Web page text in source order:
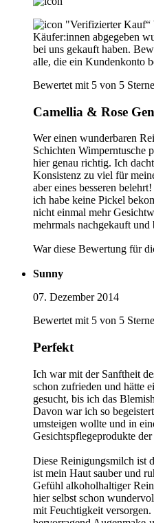
"Verifizierter Kauf“
Käufer:innen abgegeben
bei uns gekauft haben.
alle, die ein Kundenkonto
Bewertet mit 5 von 5
Camellia & Rose
Wer einen wunderbaren
Schichten Wimperntusche
hier genau richtig. Ich
Konsistenz zu viel für
aber eines besseren
ich habe keine Pickel
nicht einmal mehr
mehrmals nachgekauft
War diese Bewertung für
Sunny
07. Dezember 2014
Bewertet mit 5 von 5
Perfekt
Ich war mit der Sanftheit
schon zufrieden und hätte
gesucht, bis ich das
Davon war ich so
umsteigen wollte und in
Gesichtspflegeprodukte
Diese Reinigungsmilch ist
ist mein Haut sauber und
Gefühl alkoholhaltiger
hier selbst schon
mit Feuchtigkeit